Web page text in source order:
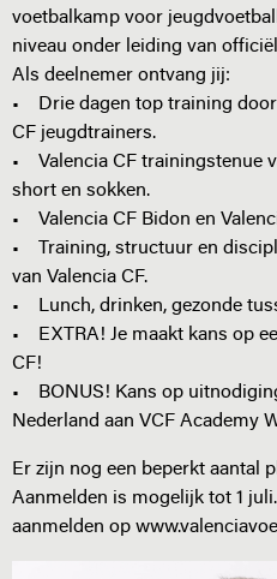
voetbalkamp voor
niveau onder leiding van
Als deelnemer ontvang jij:
• Drie dagen top training door
CF jeugdtrainers.
• Valencia CF trainingstenue
short en sokken.
• Valencia CF Bidon en
• Training, structuur en
van Valencia CF.
• Lunch, drinken, gezonde
• EXTRA! Je maakt kans op
CF!
• BONUS! Kans op
Nederland aan VCF Academy
Er zijn nog een beperkt aantal
Aanmelden is mogelijk tot 1
aanmelden op